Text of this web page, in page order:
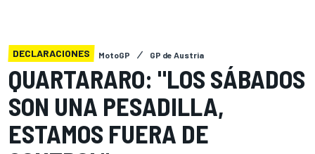
DECLARACIONES MotoGP GP de Austria
QUARTARARO: "LOS SÁBADOS
SON UNA PESADILLA,
ESTAMOS FUERA DE